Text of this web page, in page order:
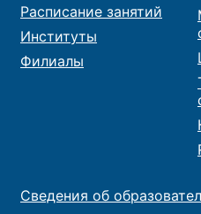
Расписание занятий
Институты
Филиалы
Сведения об